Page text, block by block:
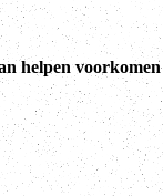
helpen voorkomen